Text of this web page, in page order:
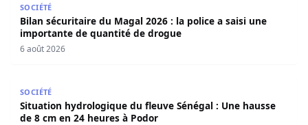
SOCIÉTÉ
Bilan sécuritaire du Magal 2026 : la police a saisi une
importante de quantité de drogue
6 août 2026
SOCIÉTÉ
Situation hydrologique du fleuve Sénégal : Une hausse
de 8 cm en 24 heures à Podor